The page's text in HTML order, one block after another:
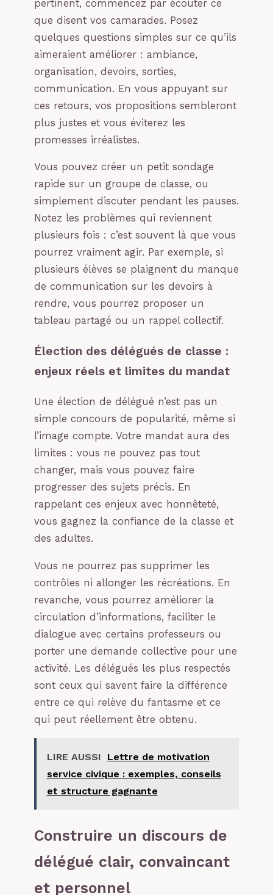
pertinent, commencez par écouter ce
que disent vos camarades. Posez
quelques questions simples sur ce qu’ils
aimeraient améliorer : ambiance,
organisation, devoirs, sorties,
communication. En vous appuyant sur
ces retours, vos propositions sembleront
plus justes et vous éviterez les
promesses irréalistes.
Vous pouvez créer un petit sondage
rapide sur un groupe de classe, ou
simplement discuter pendant les pauses.
Notez les problèmes qui reviennent
plusieurs fois : c’est souvent là que vous
pourrez vraiment agir. Par exemple, si
plusieurs élèves se plaignent du manque
de communication sur les devoirs à
rendre, vous pourrez proposer un
tableau partagé ou un rappel collectif.
Élection des délégués de classe :
enjeux réels et limites du mandat
Une élection de délégué n’est pas un
simple concours de popularité, même si
l’image compte. Votre mandat aura des
limites : vous ne pouvez pas tout
changer, mais vous pouvez faire
progresser des sujets précis. En
rappelant ces enjeux avec honnêteté,
vous gagnez la confiance de la classe et
des adultes.
Vous ne pourrez pas supprimer les
contrôles ni allonger les récréations. En
revanche, vous pourrez améliorer la
circulation d’informations, faciliter le
dialogue avec certains professeurs ou
porter une demande collective pour une
activité. Les délégués les plus respectés
sont ceux qui savent faire la différence
entre ce qui relève du fantasme et ce
qui peut réellement être obtenu.
LIRE AUSSI
Lettre de motivation
service civique : exemples, conseils
et structure gagnante
Construire un discours de
délégué clair, convaincant
et personnel